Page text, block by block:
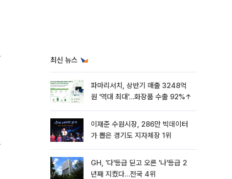
최신 뉴스
파마리서치, 상반기 매출 3248억
원 '역대 최대'…화장품 수출 92%↑
이재준 수원시장, 286만 빅데이터
가 뽑은 경기도 지자체장 1위
GH, '다'등급 딛고 오른 '나'등급 2
년째 지켰다…전국 4위